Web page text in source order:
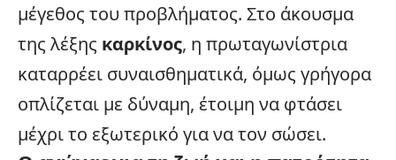
μέγεθος του προβλήματος. Στο άκουσμα
της λέξης καρκίνος, η πρωταγωνίστρια
καταρρέει συναισθηματικά, όμως γρήγορα
οπλίζεται με δύναμη, έτοιμη να φτάσει
μέχρι το εξωτερικό για να τον σώσει.